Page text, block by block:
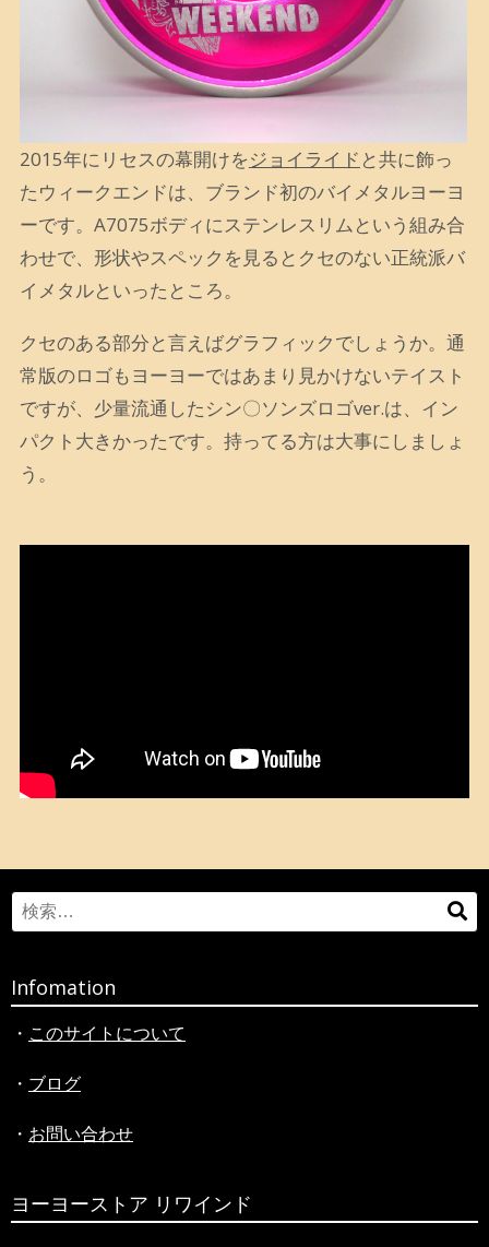
2015年にリセスの幕開けをジョイライド と共に飾っ
たウィークエンドは、ブランド初のバイメタルヨーヨ
ーです。A7075ボディにステンレスリムという組み合
わせで、形状やスペックを見るとクセのない正統派バ
イメタルといったところ。
クセのある部分と言えばグラフィックでしょうか。通
常版のロゴもヨーヨーではあまり見かけないテイスト
ですが、少量流通したシン〇ソンズロゴver.は、イン
パクト大きかったです。持ってる方は大事にしましょ
う。
Search
for:
検
Infomation
・ このサイトについて
・ ブログ
・ お問い合わせ
ヨーヨーストア リワインド